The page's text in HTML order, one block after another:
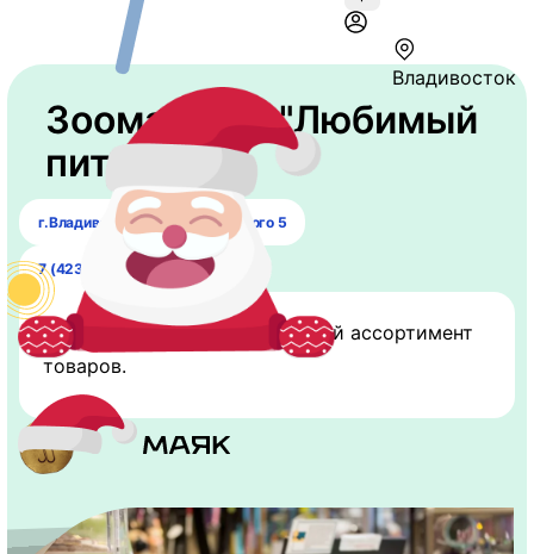
Владивосток
Зоомагазин "Любимый
питомец".
г.Владивосток, ул.Черняховского 5
7 (423) 293-56-70
Отличный зоомагазин.Хороший ассортимент
товаров.